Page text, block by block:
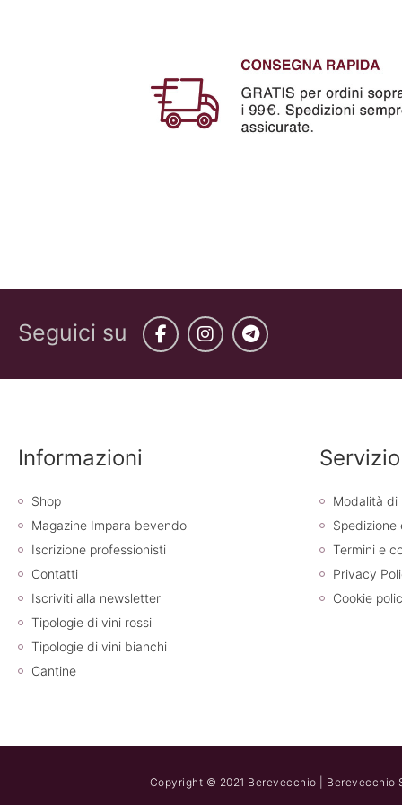
Seguici su Facebook
Instagram
Telegram
Informazioni
Shop
Magazine Impara bevendo
Iscrizione professionisti
Contatti
Iscriviti alla newsletter
Tipologie di vini rossi
Tipologie di vini bianchi
Cantine
Modalità di
Spedizione
Termini e
Privacy
Cookie
Copyright © 2021 Berevecchio | Berevecchio